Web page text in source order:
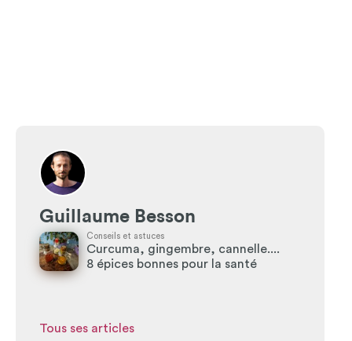
Guillaume Besson
Conseils et astuces
Curcuma, gingembre, cannelle....
8 épices bonnes pour la santé
Tous ses articles